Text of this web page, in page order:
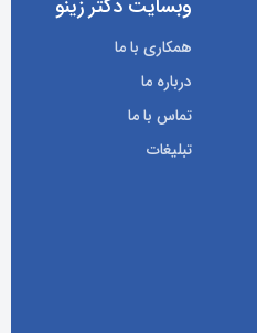
همکاری با ما
درباره ما
تماس با ما
تبلیغات